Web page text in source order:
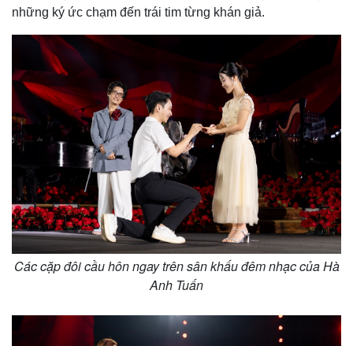
những ký ức chạm đến trái tim từng khán giả.
Các cặp đôi cầu hôn ngay trên sân khấu đêm nhạc của Hà
Anh Tuấn